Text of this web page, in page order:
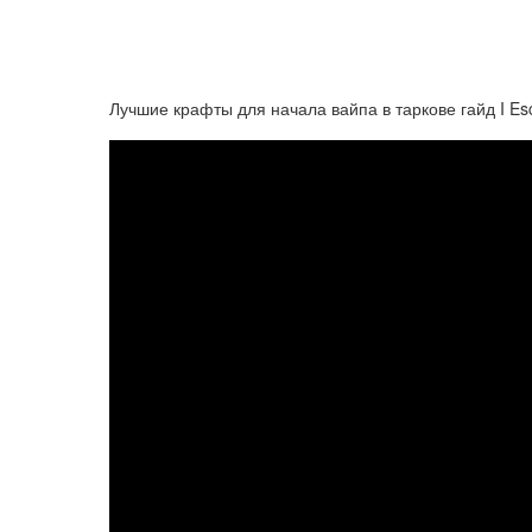
Лучшие крафты для начала вайпа в таркове гайд I